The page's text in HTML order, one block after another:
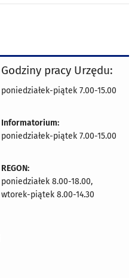
Godziny pracy Urzędu:
poniedziałek-piątek 7.00-15.00
Informatorium:
poniedziałek-piątek 7.00-15.00
REGON:
poniedziałek 8.00-18.00,
wtorek-piątek 8.00-14.30